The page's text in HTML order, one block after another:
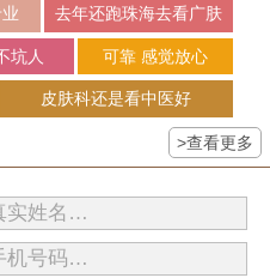
去年还跑珠海去看广肤
坑人 可靠 感觉放心
皮肤科还是看中医好
>查看更多